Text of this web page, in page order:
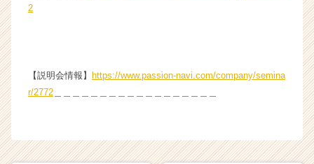
2
【説明会情報】
https://www.passion-navi.com/company/semina
r/2772